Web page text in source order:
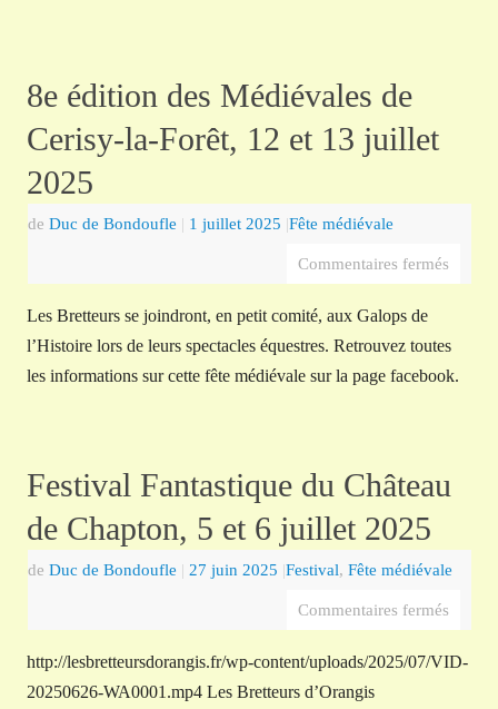
8e édition des Médiévales de
Cerisy-la-Forêt, 12 et 13 juillet
2025
deDuc de Bondoufle | 1 juillet 2025 |Fête médiévale
Commentaires fermés
Les Bretteurs se joindront, en petit comité, aux Galops de
l’Histoire lors de leurs spectacles équestres. Retrouvez toutes
les informations sur cette fête médiévale sur la page facebook.
Festival Fantastique du Château
de Chapton, 5 et 6 juillet 2025
deDuc de Bondoufle | 27 juin 2025 |Festival,Fête médiévale
Commentaires fermés
http://lesbretteursdorangis.fr/wp-content/uploads/2025/07/VID-
20250626-WA0001.mp4 Les Bretteurs d’Orangis